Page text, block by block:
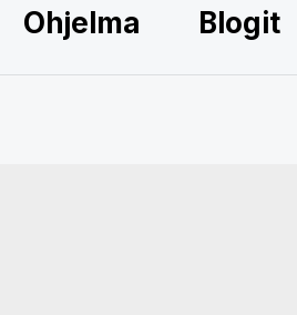
Ohjelma Blogit